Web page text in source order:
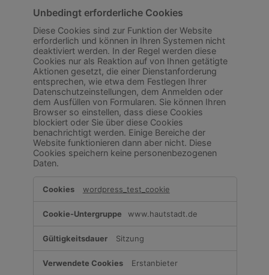
Unbedingt erforderliche Cookies
Diese Cookies sind zur Funktion der Website
erforderlich und können in Ihren Systemen nicht
deaktiviert werden. In der Regel werden diese
Cookies nur als Reaktion auf von Ihnen getätigte
Aktionen gesetzt, die einer Dienstanforderung
entsprechen, wie etwa dem Festlegen Ihrer
Datenschutzeinstellungen, dem Anmelden oder
dem Ausfüllen von Formularen. Sie können Ihren
Browser so einstellen, dass diese Cookies
blockiert oder Sie über diese Cookies
benachrichtigt werden. Einige Bereiche der
Website funktionieren dann aber nicht. Diese
Cookies speichern keine personenbezogenen
Daten.
erforderlichewordpress_test_cookie
www.hautstadt.de
Sitzung
Erstanbieter